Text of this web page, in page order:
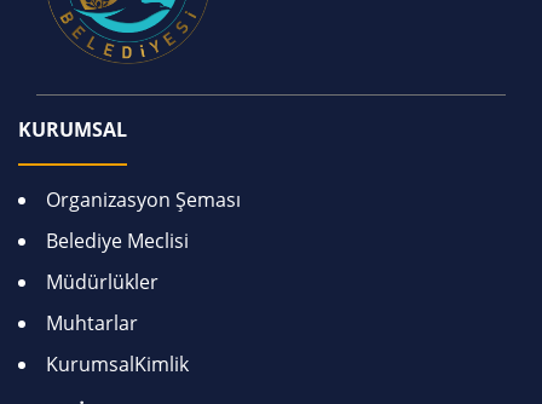
KURUMSAL
Organizasyon Şeması
Belediye Meclisi
Müdürlükler
Muhtarlar
KurumsalKimlik